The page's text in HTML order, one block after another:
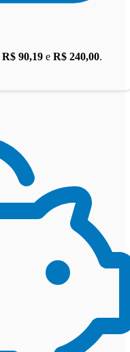
R$ 90,19 e R$ 240,00.